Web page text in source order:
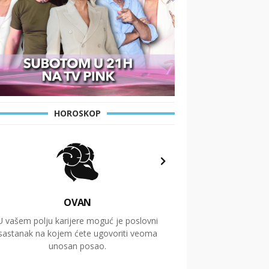
HOROSKOP
OVAN
vašem polju karijere moguć je poslovni
na kojem ćete ugovoriti veoma
unosan posao.